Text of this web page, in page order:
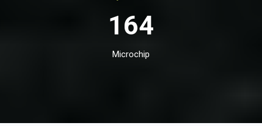
164
Microchip